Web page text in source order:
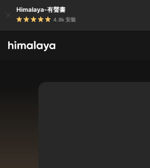
Himalaya-有聲書
4.8k 安裝